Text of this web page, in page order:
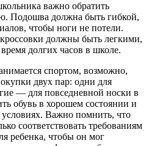
важно обратить
Подошва должна быть гибкой,
чтобы ноги не потели.
должны быть легкими,
долгих часов в школе.
спортом, возможно,
двух пар: одни для
— для повседневной носки в
обувь в хорошем состоянии и
Важно помнить, что
соответствовать требованиям
ребенка, чтобы он мог